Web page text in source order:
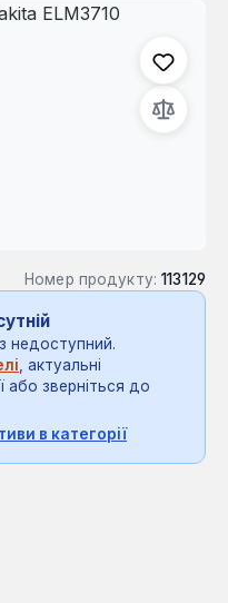
Номер продукту: 113129
недоступний.
, актуальні
або зверніться до
в категорії